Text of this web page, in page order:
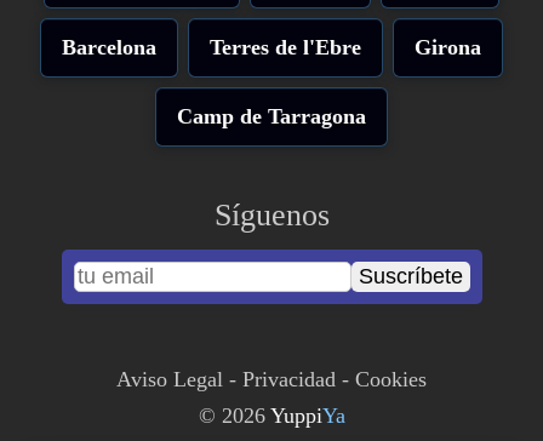
Barcelona Terres de l'Ebre Girona
Camp de Tarragona
Síguenos
Suscríbete
Aviso Legal - Privacidad - Cookies
© 2026 YuppiYa